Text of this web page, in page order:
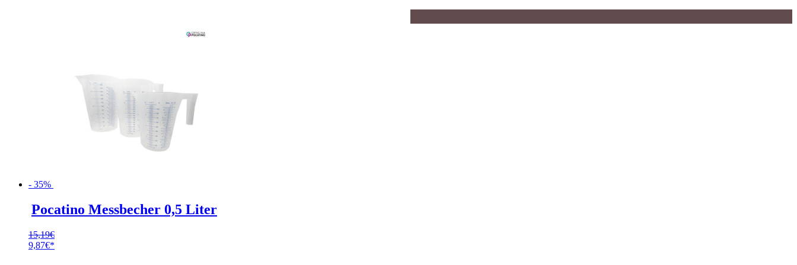
- 35%
Pocatino Messbecher 0,5 Liter
15,19€
Ursprünglicher
9,87€